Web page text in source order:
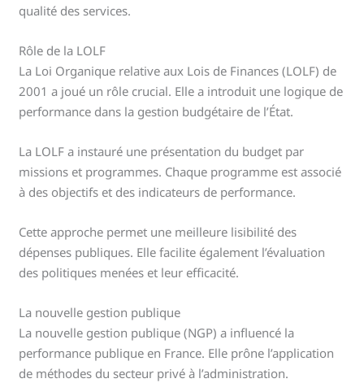
qualité des services.
Rôle de la LOLF
La Loi Organique relative aux Lois de Finances (LOLF) de
2001 a joué un rôle crucial. Elle a introduit une logique de
performance dans la gestion budgétaire de l’État.
La LOLF a instauré une présentation du budget par
missions et programmes. Chaque programme est associé
à des objectifs et des indicateurs de performance.
Cette approche permet une meilleure lisibilité des
dépenses publiques. Elle facilite également l’évaluation
des politiques menées et leur efficacité.
La nouvelle gestion publique
La nouvelle gestion publique (NGP) a influencé la
performance publique en France. Elle prône l’application
de méthodes du secteur privé à l’administration.